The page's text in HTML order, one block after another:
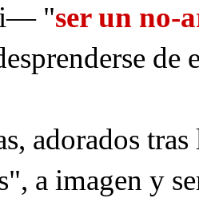
"ser un no-
de
adorados
a imagen y